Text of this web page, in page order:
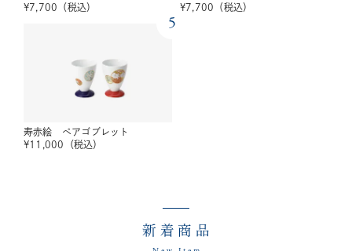
¥7,700 （税込）
¥7,700 （税込）
5
寿赤絵 ペアゴブレット
¥11,000 （税込）
新着商品